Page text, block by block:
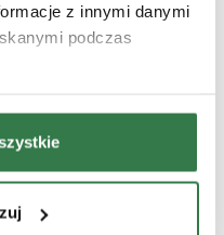
z innymi danymi
podczas